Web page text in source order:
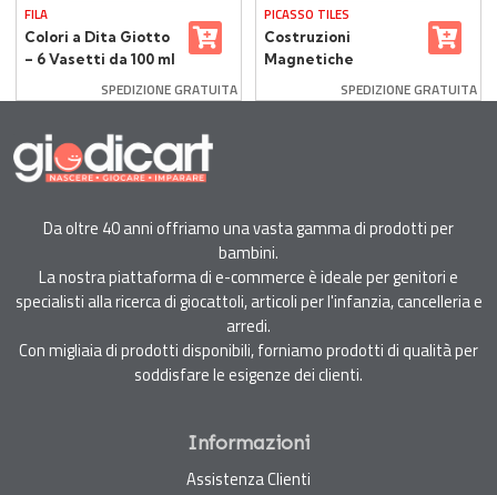
FILA
Colori a Dita Giotto
– 6 Vasetti da 100 ml
SPEDIZIONE GRATUITA
PICASSO TILES
Costruzioni
Magnetiche
Tiles 30 Piastrelle
SPEDIZIONE GRATUITA
Da oltre 40 anni offriamo una vasta gamma di prodotti per
bambini.
La nostra piattaforma di e-commerce è ideale per genitori e
specialisti alla ricerca di giocattoli, articoli per l'infanzia, cancelleria e
arredi.
Con migliaia di prodotti disponibili, forniamo prodotti di qualità per
soddisfare le esigenze dei clienti.
Informazioni
Assistenza Clienti